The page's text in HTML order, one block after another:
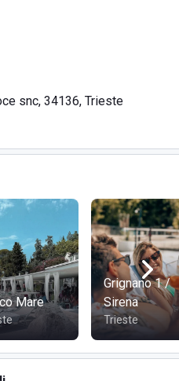
snc, 34136, Trieste
Mare
Grignano 1 /
Sirena
Trieste